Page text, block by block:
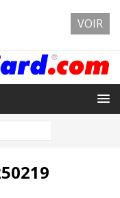
VOIR